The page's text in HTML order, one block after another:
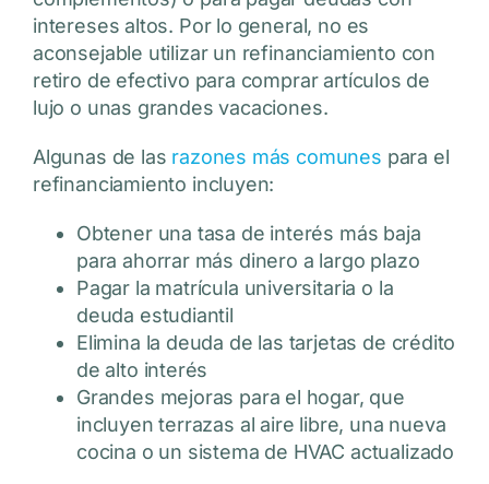
intereses altos. Por lo general, no es
aconsejable utilizar un refinanciamiento con
retiro de efectivo para comprar artículos de
lujo o unas grandes vacaciones.
Algunas de las razones más comunes para el
refinanciamiento incluyen:
Obtener una tasa de interés más baja
para ahorrar más dinero a largo plazo
Pagar la matrícula universitaria o la
deuda estudiantil
Elimina la deuda de las tarjetas de crédito
de alto interés
Grandes mejoras para el hogar, que
incluyen terrazas al aire libre, una nueva
cocina o un sistema de HVAC actualizado